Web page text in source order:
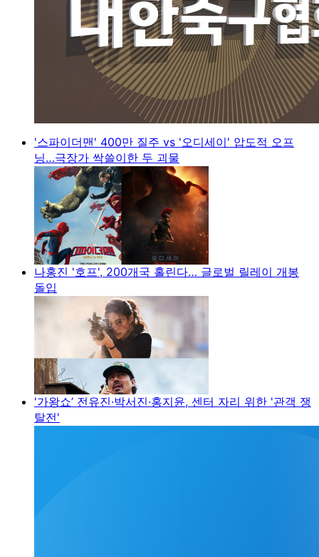
'스파이더맨' 400만 질주 vs '오디세이' 압도적 오프
닝…극장가 싹쓸이한 두 괴물
나홍진 '호프', 200개국 홀린다… 글로벌 릴레이 개봉
돌입
'가왕쇼’ 전유진·박서진·홍지윤, 센터 자리 위한 '관객 쟁
탈전'